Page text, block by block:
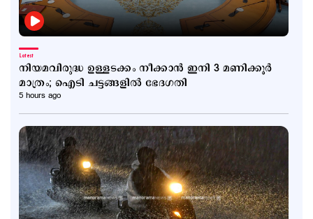
Latest
നിയമവിരുദ്ധ ഉള്ളടക്കം നീക്കാൻ ഇനി 3 മണിക്കൂർ
മാത്രം; ഐടി ചട്ടങ്ങളിൽ ഭേദഗതി
5 hours ago